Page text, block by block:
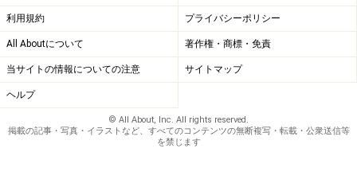
利用規約 プライバシーポリシー
All Aboutについて 著作権・商標・免責
当サイトの情報についての注意 サイトマップ
ヘルプ
© All About, Inc. All rights reserved.
掲載の記事・写真・イラストなど、すべてのコンテンツの無断複写・転載・公衆送信等
を禁じます